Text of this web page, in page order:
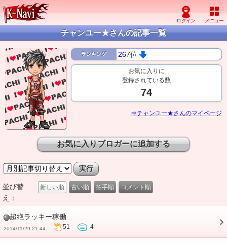
チャンユー★さんの記事一覧
ランキング 267位
お気に入りに
登録されている数
74
⇒チャンユー★さんのマイページ
お気に入りブロガーに追加する
並び替
え：
新しい順 古い順 拍手順 コメント順
超絶ラッキー稼働
2014/11/29 21:44 51 4